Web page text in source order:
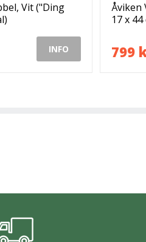
Vit ("Ding
INFO
Åviken
17 x 44
799